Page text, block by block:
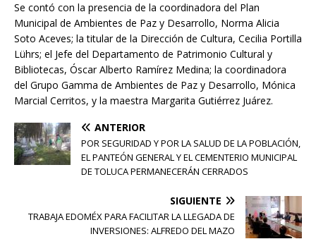
Se contó con la presencia de la coordinadora del Plan
Municipal de Ambientes de Paz y Desarrollo, Norma Alicia
Soto Aceves; la titular de la Dirección de Cultura, Cecilia Portilla
Lührs; el Jefe del Departamento de Patrimonio Cultural y
Bibliotecas, Óscar Alberto Ramírez Medina; la coordinadora
del Grupo Gamma de Ambientes de Paz y Desarrollo, Mónica
Marcial Cerritos, y la maestra Margarita Gutiérrez Juárez.
ANTERIOR
POR SEGURIDAD Y POR LA SALUD DE LA POBLACIÓN,
EL PANTEÓN GENERAL Y EL CEMENTERIO MUNICIPAL
DE TOLUCA PERMANECERÁN CERRADOS
SIGUIENTE
TRABAJA EDOMÉX PARA FACILITAR LA LLEGADA DE
INVERSIONES: ALFREDO DEL MAZO